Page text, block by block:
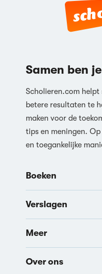
Samen ben
Scholieren.com helpt
betere resultaten te
maken voor de
tips en meningen.
en toegankelijke
Boeken
Verslagen
Meer
Over ons